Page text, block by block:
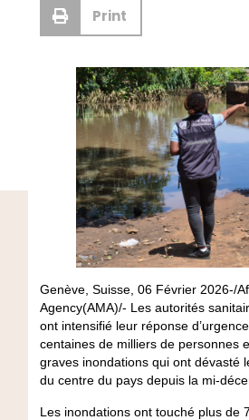
Print
Genève, Suisse, 06 Février 2026-/
Agency(AMA)/- Les autorités
ont intensifié leur réponse
centaines de milliers de personnes
graves inondations qui ont dévasté
du centre du pays depuis la mi-
Les inondations ont touché plus de